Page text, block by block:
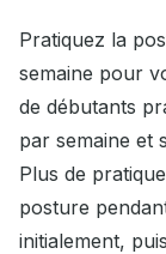
Pratiquez la
semaine pour
de débutants
par semaine et
Plus de
posture
initialement,